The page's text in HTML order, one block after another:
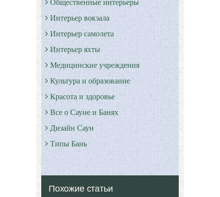
Общественные интерьеры
Интерьер вокзала
Интерьер самолета
Интерьер яхты
Медицинские учреждения
Культура и образование
Красота и здоровье
Все о Сауне и Банях
Дизайн Саун
Типы Бань
Декор
Двор и сад
Похожие статьи